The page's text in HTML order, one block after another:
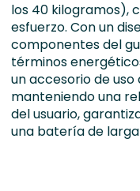
los 40 kilogramos),
esfuerzo. Con un
componentes del
términos
un accesorio de uso
manteniendo una
del usuario,
una batería de